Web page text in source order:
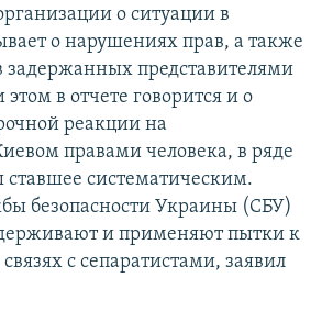
о ситуации в
о нарушениях прав, а также
задержанных представителями
этом в отчете говорится и о
реакции на
правами человека, в ряде
систематическим.
безопасности Украины (СБУ)
и применяют пытки к
с сепаратистами, заявил